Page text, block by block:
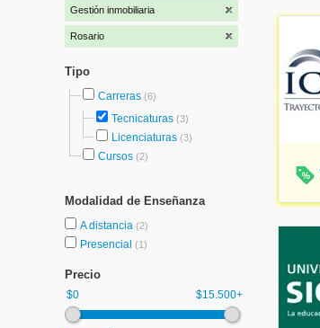
Gestión inmobiliaria
Rosario
Tipo
Carreras (6)
Tecnicaturas (3)
Licenciaturas (3)
Cursos (2)
Modalidad de Enseñanza
A distancia (2)
Presencial (1)
Precio
$0 $15.500+